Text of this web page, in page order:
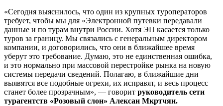
«Сегодня выяснилось, что один из крупных туроператоров
требует, чтобы мы для «Электронной путевки передавали
данные и по турам внутри России. Хотя ЭП касается только
туров за границу. Мы связались с генеральным директором
компании, и договорились, что они в ближайшее время
уберут это требование. Думаю, это не единственная ошибка,
и это нормально при массовой перестройке рынка на новую
системы передачи сведений. Полагаю, в ближайшие дни
выявятся все подобные огрехи, их исправят, и весь процесс
станет более прозрачным», — говорит руководитель сети
турагентств «Розовый слон» Алексан Мкртчян.